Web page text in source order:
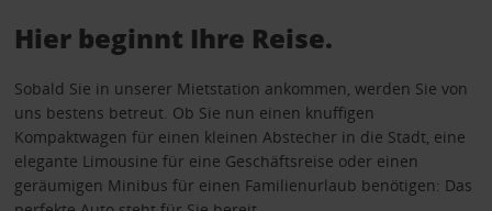
Hier beginnt Ihre Reise.
Sobald Sie in unserer Mietstation ankommen, werden Sie von
uns bestens betreut. Ob Sie nun einen knuffigen
Kompaktwagen für einen kleinen Abstecher in die Stadt, eine
elegante Limousine für eine Geschäftsreise oder einen
geräumigen Minibus für einen Familienurlaub benötigen: Das